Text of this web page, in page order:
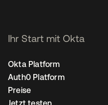
Ihr Start mit Okta
Okta Platform
Auth0 Platform
Preise
Jetzt testen